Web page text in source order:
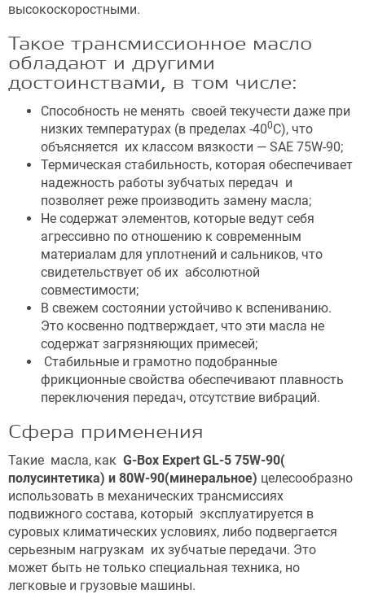
высокоскоростными.
Такое трансмиссионное масло
обладают и другими
достоинствами, в том числе:
Способность не менять своей текучести даже при
низких температурах (в пределах -400С), что
объясняется их классом вязкости — SAE 75W-90;
Термическая стабильность, которая обеспечивает
надежность работы зубчатых передач и
позволяет реже производить замену масла;
Не содержат элементов, которые ведут себя
агрессивно по отношению к современным
материалам для уплотнений и сальников, что
свидетельствует об их абсолютной
совместимости;
В свежем состоянии устойчиво к вспениванию.
Это косвенно подтверждает, что эти масла не
содержат загрязняющих примесей;
Стабильные и грамотно подобранные
фрикционные свойства обеспечивают плавность
переключения передач, отсутствие вибраций.
Сфера применения
Такие масла, как G-Box Expert GL-5 75W-90(
полусинтетика) и 80W-90(минеральное) целесообразно
использовать в механических трансмиссиях
подвижного состава, который эксплуатируется в
суровых климатических условиях, либо подвергается
серьезным нагрузкам их зубчатые передачи. Это
может быть не только специальная техника, но
легковые и грузовые машины.